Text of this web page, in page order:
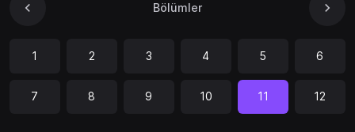
Bölümler
1 2 3 4 5 6
7 8 9 10 11 12